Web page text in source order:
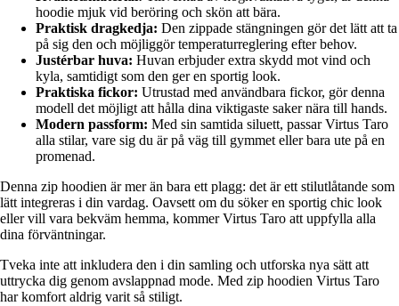
hoodie mjuk vid beröring och skön att bära.
Praktisk dragkedja: Den zippade stängningen gör det lätt att ta
på sig den och möjliggör temperaturreglering efter behov.
Justérbar huva: Huvan erbjuder extra skydd mot vind och
kyla, samtidigt som den ger en sportig look.
Praktiska fickor: Utrustad med användbara fickor, gör denna
modell det möjligt att hålla dina viktigaste saker nära till hands.
Modern passform: Med sin samtida siluett, passar Virtus Taro
alla stilar, vare sig du är på väg till gymmet eller bara ute på en
promenad.
Denna zip hoodien är mer än bara ett plagg: det är ett stilutlåtande som
lätt integreras i din vardag. Oavsett om du söker en sportig chic look
eller vill vara bekväm hemma, kommer Virtus Taro att uppfylla alla
dina förväntningar.
Tveka inte att inkludera den i din samling och utforska nya sätt att
uttrycka dig genom avslappnad mode. Med zip hoodien Virtus Taro
har komfort aldrig varit så stiligt.